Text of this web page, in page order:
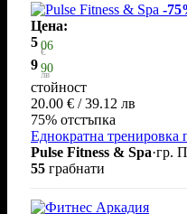
-
Цена:
5 06
€
9 90
лв
стойност
20.00 € / 39.12 лв
75% отстъпка
Еднократна тренировка
Pulse Fitness & Spa·гр.
55 грабнати